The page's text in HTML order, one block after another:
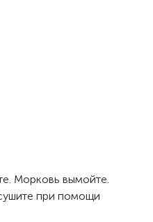
Морковь вымойте.
при помощи